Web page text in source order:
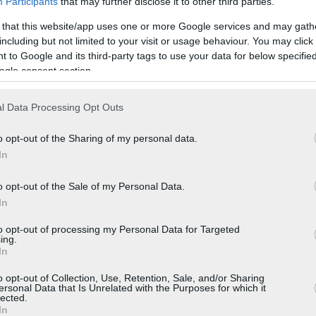
that this website/app uses one or more Google services and may
but not limited to your visit or usage behaviour. You may
to Google and its third-party tags to use your data for below
consent section.
Data Processing Opt Outs
opt-out of the Sharing of my personal data.
opt-out of the Sale of my Personal Data.
opt-out of processing my Personal Data for Targeted
opt-out of Collection, Use, Retention, Sale, and/or Sharing
Data that Is Unrelated with the Purposes for which it
Cofete. Wenn in Cofete nicht die geheimnisumwitterte Villa Winter
machen. Ausser einigen wenigen Wochenendhäusern, einer Bar
Cofete gehörte einst zu den ersten Orten der Halbinsel, die
war.
komfortablen Geländewagen bewältigt werden. Über eine
sollte man sich dieses Abenteuer nicht entgehen lassen.
die Steilküste geniessen.